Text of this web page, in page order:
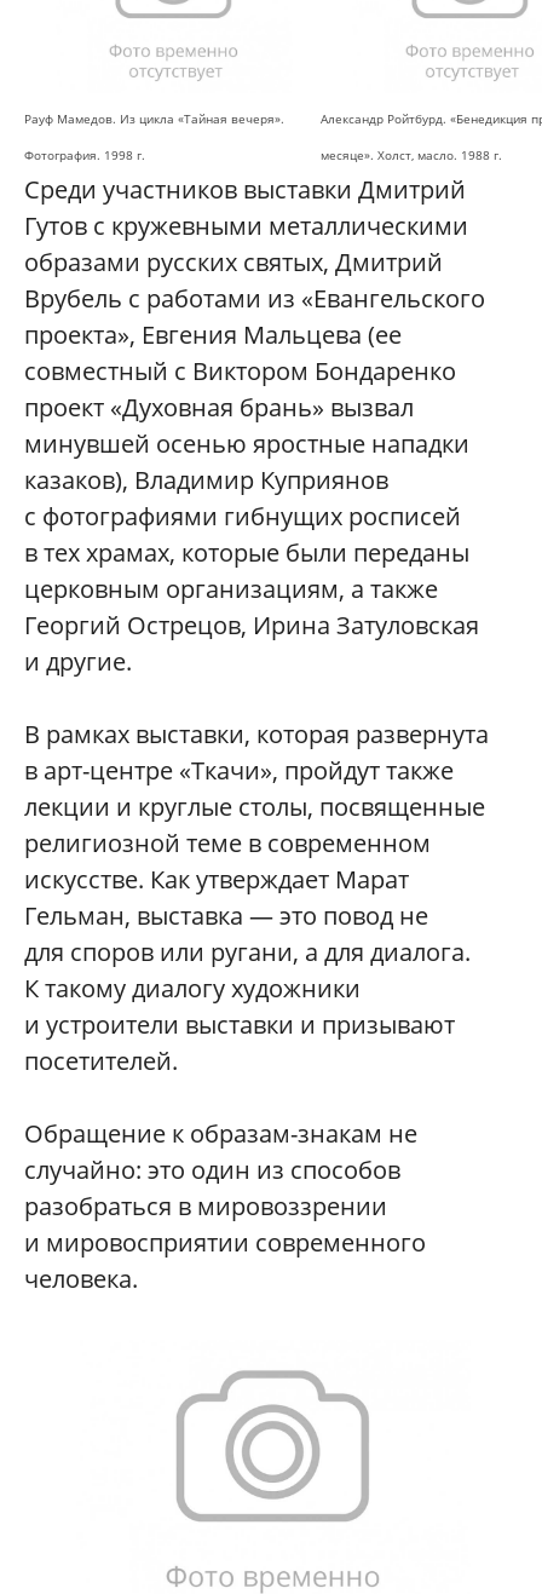
Рауф Мамедов. Из цикла «Тайная вечеря».
Фотография. 1998 г.
Александр Ройтбурд. «Бенедикция
месяце». Холст, масло. 1988 г.
Среди участников выставки Дмитрий
Гутов с кружевными металлическими
образами русских святых, Дмитрий
Врубель с работами из «Евангельского
проекта», Евгения Мальцева (ее
совместный с Виктором Бондаренко
проект «Духовная брань» вызвал
минувшей осенью яростные нападки
казаков), Владимир Куприянов
с фотографиями гибнущих росписей
в тех храмах, которые были переданы
церковным организациям, а также
Георгий Острецов, Ирина Затуловская
и другие.
В рамках выставки, которая развернута
в арт-центре «Ткачи», пройдут также
лекции и круглые столы, посвященные
религиозной теме в современном
искусстве. Как утверждает Марат
Гельман, выставка — это повод не
для споров или ругани, а для диалога.
К такому диалогу художники
и устроители выставки и призывают
посетителей.
Обращение к образам-знакам не
случайно: это один из способов
разобраться в мировоззрении
и мировосприятии современного
человека.